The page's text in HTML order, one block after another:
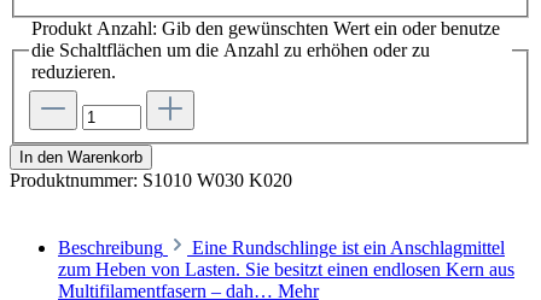
Produkt Anzahl: Gib den gewünschten Wert ein oder benutze
die Schaltflächen um die Anzahl zu erhöhen oder zu
reduzieren.
In den Warenkorb
Produktnummer: S1010 W030 K020
Beschreibung
Eine Rundschlinge ist ein Anschlagmittel
zum Heben von Lasten. Sie besitzt einen endlosen Kern aus
Multifilamentfasern – dah… Mehr